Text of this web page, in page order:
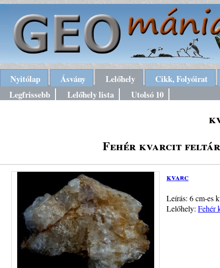
Nyitólap Ásvány Lelőhely
Cikk, Folyóirat
Legfrissebb
Lelőhely lista Utolsó 10
Fehér kvarcit
kvarc
Leírás: 6 cm-es
Lelőhely: Fehér